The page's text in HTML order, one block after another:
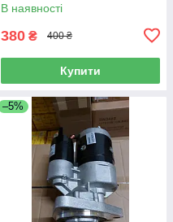
В наявності
380 ₴ 400 ₴
Купити
–5%